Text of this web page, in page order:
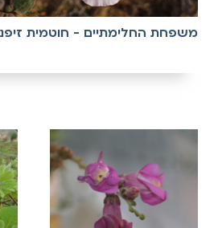
משפחת החלימתיים - חוטמית זיפנית